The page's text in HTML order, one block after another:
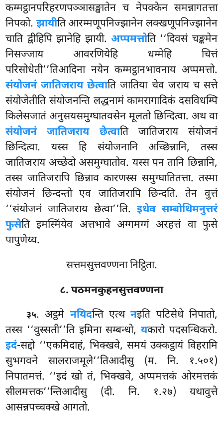
कम्मट्ठानपरिहरणपञ्ञासङ्खातेन च नेपक्केन समन्नागतत्ता
निपको. झायीति आरम्मणूपनिज्झानेन लक्खणूपनिज्झानेन
चाति द्वीहिपि झानेहि झायी. अप्पमत्तोति ‘‘दिवसं चङ्कमेन
निसज्जाय आवरणियेहि धम्मेहि चित्तं
परिसोधेती’’तिआदिना नयेन कम्मट्ठानभावनाय अप्पमत्तो.
संयोजनं जातिजराय छेत्वाति जातिया चेव जराय च सत्ते
संयोजेतीति संयोजनन्ति लद्धनामं कामरागादिकं दसविधम्पि
किलेसजातं अनुसयसमुग्घातवसेन मूलतो छिन्दित्वा. अथ वा
संयोजनं जातिजराय छेत्वाति जातिजराय संयोजनं
छिन्दित्वा. यस्स हि संयोजनानि अच्छिन्नानि, तस्स
जातिजराय अच्छेदो असमुग्घातोव. यस्स पन तानि छिन्नानि,
तस्स जातिजरापि छिन्नाव कारणस्स समुग्घातितत्ता. तस्मा
संयोजनं छिन्दन्तो एव जातिजरापि छिन्दति. तेन वुत्तं
‘‘संयोजनं जातिजराय छेत्वा’’ति. इधेव सम्बोधिमनुत्तरं
फुसेति इमस्मिंयेव अत्तभावे अग्गमग्गं अरहत्तं वा फुसे
पापुणेय्य.
सत्तमसुत्तवण्णना निट्ठिता.
८. पठमनकुहनसुत्तवण्णना
३५. अट्ठमे नयिदन्ति एत्थनइति पटिसेधे निपातो,
तस्स ‘‘वुस्सती’’ति इमिना सम्बन्धो,यकारो पदसन्धिकरो.
इदं-सद्दो ‘‘एकमिदाहं, भिक्खवे, समयं उक्कट्ठायं विहरामि
सुभगवने सालराजमूले’’तिआदीसु (म. नि. १.५०१)
निपातमत्तं. ‘‘इदं खो तं, भिक्खवे, अप्पमत्तकं ओरमत्तकं
सीलमत्तक’’न्तिआदीसु (दी. नि. १.२७) यथावुत्ते
आसन्नपच्चक्खे आगतो.